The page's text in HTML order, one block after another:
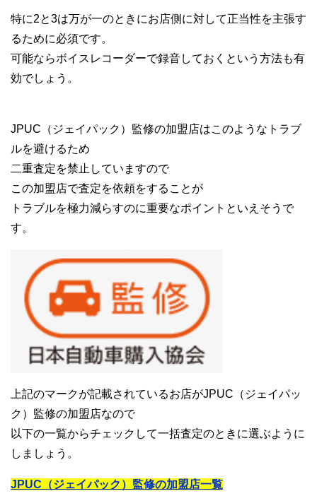
特に2と3は万が一のときにお店側に対して正当性を主張す
るために必須です。
可能ならボイスレコーダーで録音しておくという方法も有
効でしょう。
JPUC（ジェイパック）監修の加盟店はこのようなトラブ
ルを避けるため
二重査定を禁止していますので
この加盟店で査定を依頼をすることが
トラブルを極力減らすのに重要なポイントといえそうで
す。
上記のマークが記載されているお店がJPUC（ジェイパッ
ク）監修の加盟店なので
以下の一覧からチェックして一括査定のときに選ぶように
しましょう。
JPUC（ジェイパック）監修の加盟店一覧